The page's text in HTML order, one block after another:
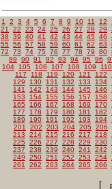
1 2 3 4 5 6 7 8 9 10 11 12
21
22 23 24 25 26 27 28 29
38
39 40 41 42 43 44 45 46
55
56 57 58 59 60 61 62 63
72
73 74 75 76 77 78 79 80
89
90 91 92 93 94 95 96
104
105 106 107 108 109
110
117
118 119 120 121 122
129
130 131 132 133 134
141
142 143 144 145 146
153
154 155 156 157 158
165
166 167 168 169 170
177
178 179 180 181 182
189
190 191 192 193 194
201
202 203 204 205
206
213
214 215 216 217 218
225
226 227 228 229 230
237
238 239 240 241 242
249
250 251 252 253 254
261
262 263 264 265 266
[